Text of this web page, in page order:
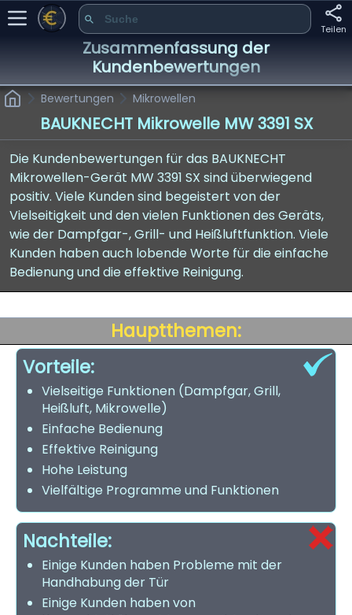
Teilen
Zusammenfassung der
Kundenbewertungen
Bewertungen Mikrowellen
BAUKNECHT Mikrowelle MW 3391 SX
Die Kundenbewertungen für das BAUKNECHT
Mikrowellen-Gerät MW 3391 SX sind überwiegend
positiv. Viele Kunden sind begeistert von der
Vielseitigkeit und den vielen Funktionen des Geräts,
wie der Dampfgar-, Grill- und Heißluftfunktion. Viele
Kunden haben auch lobende Worte für die einfache
Bedienung und die effektive Reinigung.
Hauptthemen:
Vorteile:
Vielseitige Funktionen (Dampfgar, Grill,
Heißluft, Mikrowelle)
Einfache Bedienung
Effektive Reinigung
Hohe Leistung
Vielfältige Programme und Funktionen
Nachteile:
Einige Kunden haben Probleme mit der
Handhabung der Tür
Einige Kunden haben von